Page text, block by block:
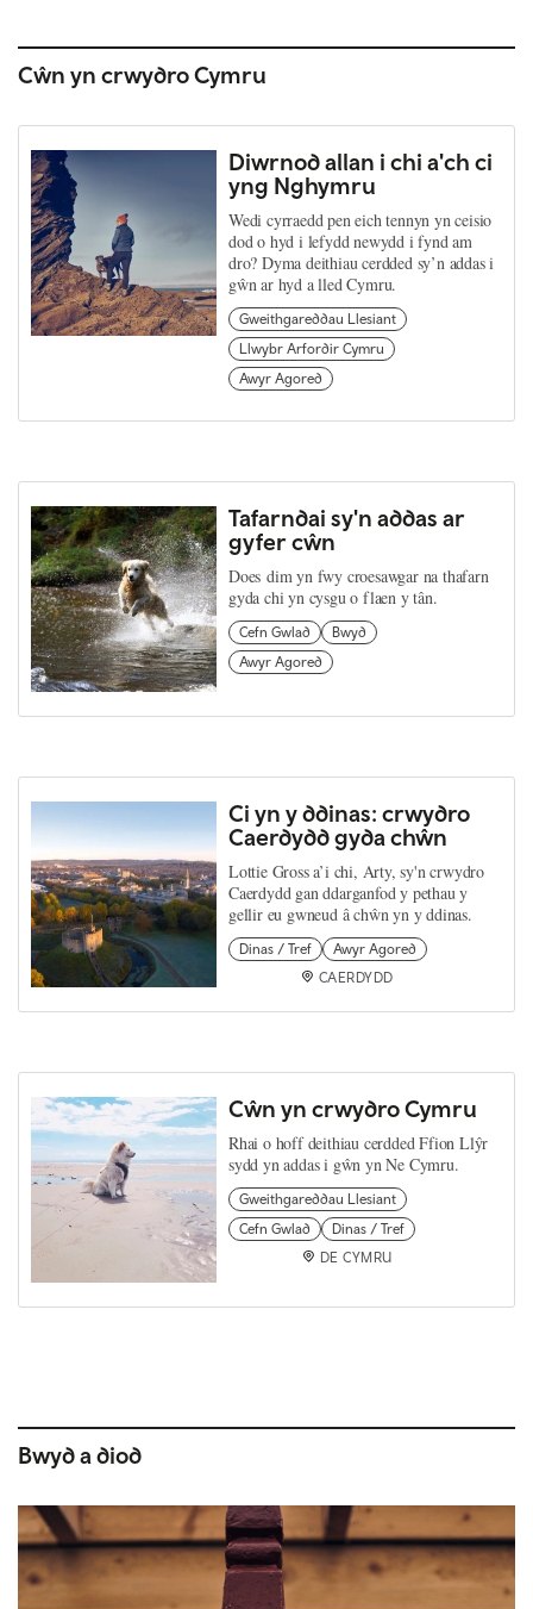
Cŵn yn crwydro Cymru
Diwrnod allan i chi a'ch ci
yng Nghymru
Wedi cyrraedd pen eich tennyn yn ceisio
dod o hyd i lefydd newydd i fynd am
dro? Dyma deithiau cerdded sy’n addas i
gŵn ar hyd a lled Cymru.
Gweithgareddau Llesiant
Llwybr Arfordir Cymru
Awyr Agored
Tafarndai sy'n addas ar
gyfer cŵn
Does dim yn fwy croesawgar na thafarn
gyda chi yn cysgu o flaen y tân.
Cefn Gwlad
Bwyd
Awyr Agored
Ci yn y ddinas: crwydro
Caerdydd gyda chŵn
Lottie Gross a’i chi, Arty, sy'n crwydro
Caerdydd gan ddarganfod y pethau y
gellir eu gwneud â chŵn yn y ddinas.
Dinas / Tref
Awyr Agored
CAERDYDD
Cŵn yn crwydro Cymru
Rhai o hoff deithiau cerdded Ffion Llŷr
sydd yn addas i gŵn yn Ne Cymru.
Gweithgareddau Llesiant
Cefn Gwlad
Dinas / Tref
DE CYMRU
Bwyd a diod